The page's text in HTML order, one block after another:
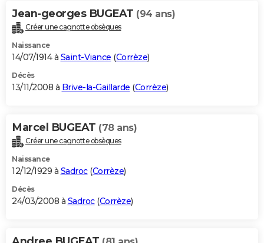
Jean-georges BUGEAT (94 ans)
Créer une cagnotte obsèques
Naissance
14/07/1914 à Saint-Viance (Corrèze)
Décès
13/11/2008 à Brive-la-Gaillarde (Corrèze)
Marcel BUGEAT (78 ans)
Créer une cagnotte obsèques
Naissance
12/12/1929 à Sadroc(Corrèze)
Décès
24/03/2008 à Sadroc(Corrèze)